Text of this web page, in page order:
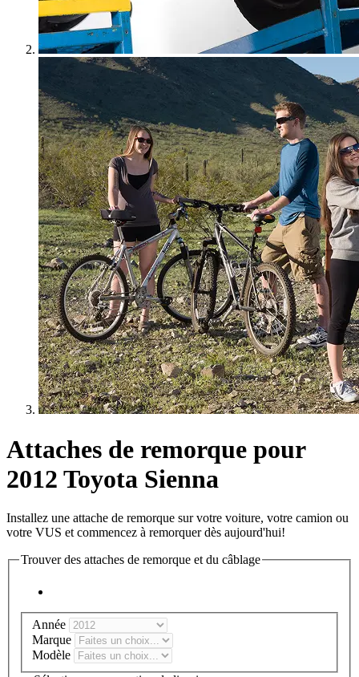
Attaches de remorque pour
2012 Toyota Sienna
Installez une attache de remorque sur votre voiture, votre camion ou
votre VUS et commencez à remorquer dès aujourd'hui!
Trouver des attaches de remorque et du câblage
Année
Marque
Modèle